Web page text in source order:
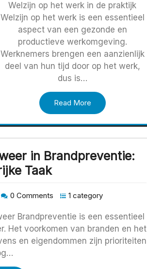
Welzijn op het werk in de praktijk
Welzijn op het werk is een essentieel
aspect van een gezonde en
productieve werkomgeving.
Werknemers brengen een aanzienlijk
deel van hun tijd door op het werk,
dus is…
Read More
in Brandpreventie:
Taak
0 Comments 1 category
Brandpreventie is een essentieel
Het voorkomen van branden en het
en eigendommen zijn prioriteiten